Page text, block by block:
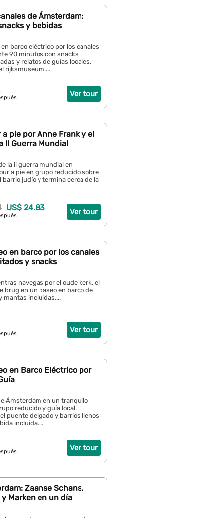
de Ámsterdam:
y bebidas
barco eléctrico por los canales
90 minutos con snacks
y relatos de guías locales.
rijksmuseum....
Ver tour
a pie por Anne Frank y el
II Guerra Mundial
la ii guerra mundial en
a pie en grupo reducido sobre
barrio judío y termina cerca de la
Ver tour
US$ 24.83
en barco por los canales
y snacks
navegas por el oude kerk, el
brug en un paseo en barco de
mantas incluidas....
Ver tour
en Barco Eléctrico por
Ámsterdam en un tranquilo
reducido y guía local.
puente delgado y barrios llenos
incluida....
Ver tour
Zaanse Schans,
y Marken en un día